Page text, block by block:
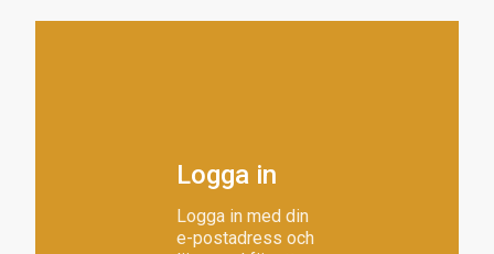
Logga in
Logga in med din
e-postadress och